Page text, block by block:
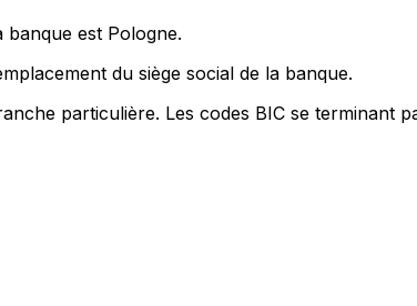
banque est Pologne.
du siège social de la banque.
particulière. Les codes BIC se terminant